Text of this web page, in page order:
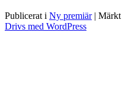
Publicerat i Ny premiär | Märkt
Drivs med WordPress